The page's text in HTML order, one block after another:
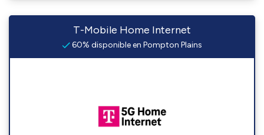
T-Mobile Home Internet
60% disponible en Pompton Plains